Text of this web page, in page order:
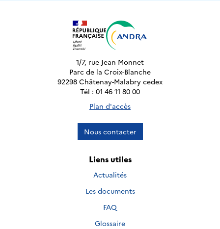
1/7, rue Jean Monnet
Parc de la Croix-Blanche
92298 Châtenay-Malabry cedex
Tél : 01 46 11 80 00
Plan d'accès
Nous contacter
Liens utiles
Actualités
Les documents
FAQ
Glossaire